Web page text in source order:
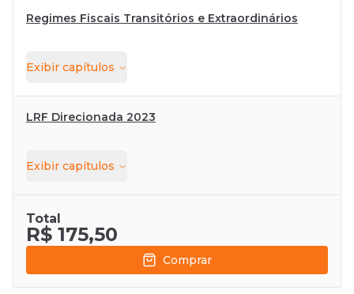
Regimes Fiscais Transitórios e Extraordinários
Exibir capítulos
LRF Direcionada 2023
Exibir capítulos
Total
R$ 175,50
Comprar